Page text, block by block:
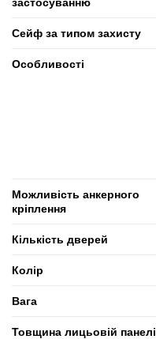
Сейф за типом захисту
Особливості
Можливість анкерного
кріплення
Кількість дверей
Колір
Вага
Товщина лицьовій панелі